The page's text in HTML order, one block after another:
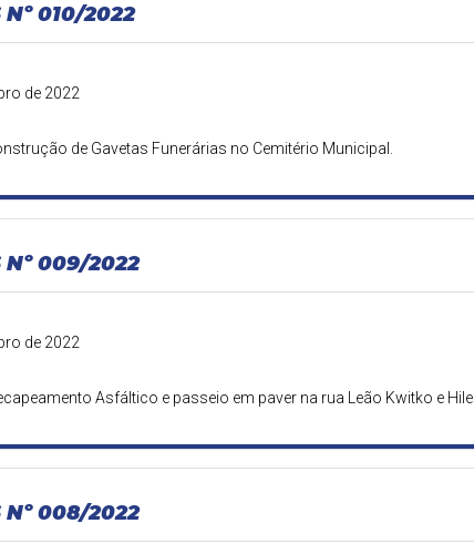
Nº 010/2022
de 2022
de Gavetas Funerárias no Cemitério Municipal.
Nº 009/2022
de 2022
Asfáltico e passeio em paver na rua Leão Kwitko e Hilel
Nº 008/2022